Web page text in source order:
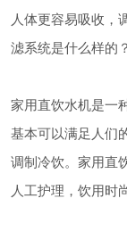
人体更容易吸收，
滤系统是什么样的？
家用直饮水机是一
基本可以满足人们
调制冷饮。家用直
人工护理，饮用时尚